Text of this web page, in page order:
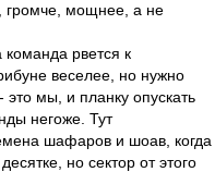
громче, мощнее, а не
команда рвется к
веселее, но нужно
мы, и планку опускать
негоже. Тут
шафаров и шоав, когда
но сектор от этого